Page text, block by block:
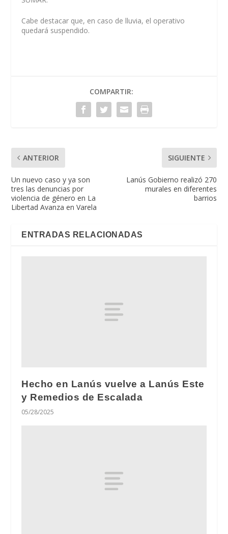
Cabe destacar que, en caso de lluvia, el operativo
quedará suspendido.
COMPARTIR:
ANTERIOR
Un nuevo caso y ya son
tres las denuncias por
violencia de género en La
Libertad Avanza en Varela
SIGUIENTE
Lanús Gobierno realizó 270
murales en diferentes
barrios
ENTRADAS RELACIONADAS
Hecho en Lanús vuelve a Lanús Este
y Remedios de Escalada
05/28/2025